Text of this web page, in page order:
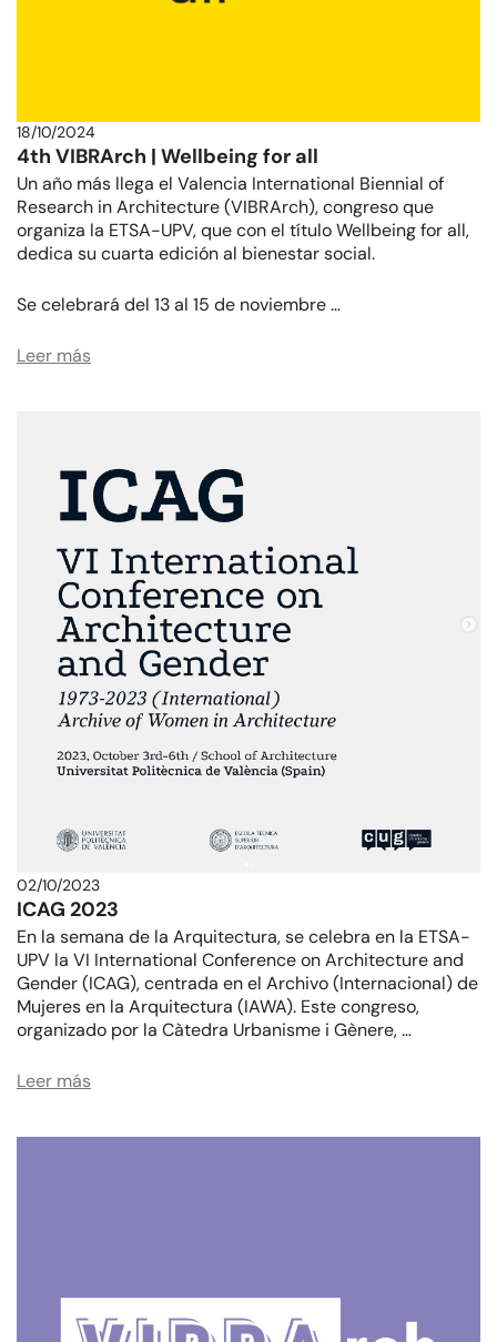
18/10/2024
4th VIBRArch | Wellbeing for all
Un año más llega el Valencia International Biennial of
Research in Architecture (VIBRArch), congreso que
organiza la ETSA-UPV, que con el título Wellbeing for all,
dedica su cuarta edición al bienestar social.
Se celebrará del 13 al 15 de noviembre …
Leer más
02/10/2023
ICAG 2023
En la semana de la Arquitectura, se celebra en la ETSA-
UPV la VI International Conference on Architecture and
Gender (ICAG), centrada en el Archivo (Internacional) de
Mujeres en la Arquitectura (IAWA). Este congreso,
organizado por la Càtedra Urbanisme i Gènere, …
Leer más